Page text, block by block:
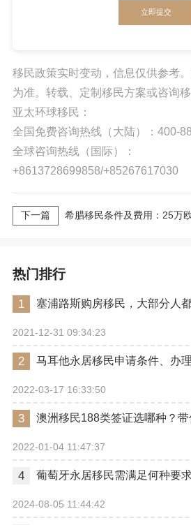
立即提交
移民政策实时变动，信息仅供参考
为准。转载、定制移民方案或咨询
亚太环球移民：
全国免费咨询热线（大陆）：400-
全球咨询热线（国际）：
+8613728699858/+85267617030
下一篇
热门排行
1 塞浦路斯购房移民，大部分人
2021-12-31 09:34:23
2 马耳他永居移民申请条件、办
2022-03-17 16:33:50
3 澳洲移民188类签证选哪种？
2022-01-04 11:47:37
4
2024-08-05 11:44:42